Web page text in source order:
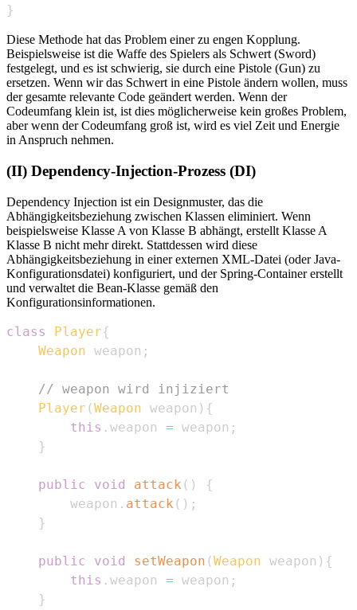
}
Diese Methode hat das Problem einer zu engen Kopplung.
Beispielsweise ist die Waffe des Spielers als Schwert (Sword)
festgelegt, und es ist schwierig, sie durch eine Pistole (Gun) zu
ersetzen. Wenn wir das Schwert in eine Pistole ändern wollen, muss
der gesamte relevante Code geändert werden. Wenn der
Codeumfang klein ist, ist dies möglicherweise kein großes Problem,
aber wenn der Codeumfang groß ist, wird es viel Zeit und Energie
in Anspruch nehmen.
(II) Dependency-Injection-Prozess (DI)
Dependency Injection ist ein Designmuster, das die
Abhängigkeitsbeziehung zwischen Klassen eliminiert. Wenn
beispielsweise Klasse A von Klasse B abhängt, erstellt Klasse A
Klasse B nicht mehr direkt. Stattdessen wird diese
Abhängigkeitsbeziehung in einer externen XML-Datei (oder Java-
Konfigurationsdatei) konfiguriert, und der Spring-Container erstellt
und verwaltet die Bean-Klasse gemäß den
Konfigurationsinformationen.
class Player{
Weapon weapon ;
// weapon wird injiziert
Player (Weapon weapon ) {
this . weapon = weapon ;
}
public void attack ( )
{
        weapon
. attack ( ) ;
}
public void setWeapon (Weapon weapon ) {
this . weapon = weapon ;
}